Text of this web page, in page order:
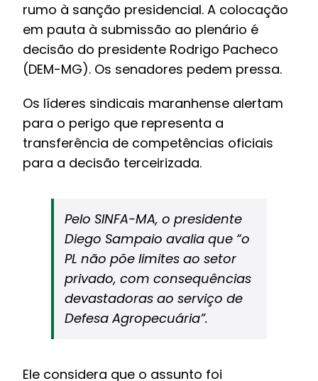
rumo à sanção presidencial. A colocação
em pauta à submissão ao plenário é
decisão do presidente Rodrigo Pacheco
(DEM-MG). Os senadores pedem pressa.
Os líderes sindicais maranhense alertam
para o perigo que representa a
transferência de competências oficiais
para a decisão terceirizada.
Pelo SINFA-MA, o presidente
Diego Sampaio avalia que “o
PL não põe limites ao setor
privado, com consequências
devastadoras ao serviço de
Defesa Agropecuária”.
Ele considera que o assunto foi